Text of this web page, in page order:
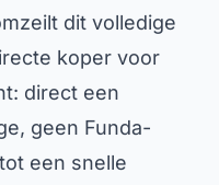
dit volledige
koper voor
direct een
geen Funda-
een snelle